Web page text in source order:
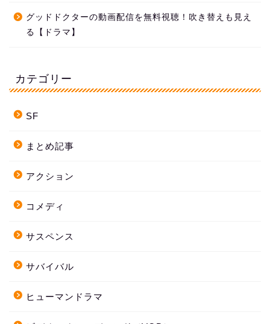
グッドドクターの動画配信を無料視聴！吹き替えも見え
る【ドラマ】
カテゴリー
SF
まとめ記事
アクション
コメディ
サスペンス
サバイバル
ヒューマンドラマ